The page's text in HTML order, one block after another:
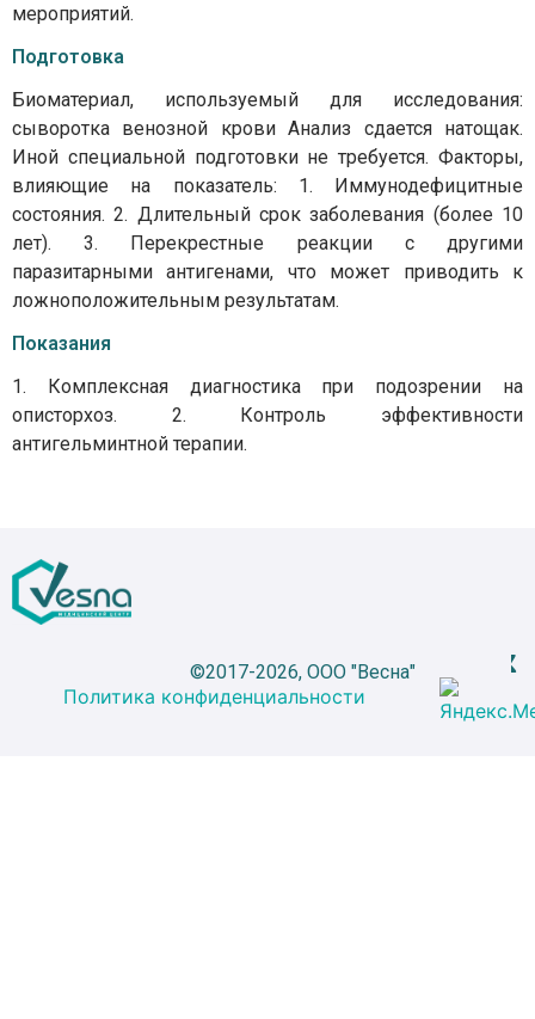
мероприятий.
Подготовка
Биоматериал, используемый для исследования:
сыворотка венозной крови Анализ сдается натощак.
Иной специальной подготовки не требуется. Факторы,
влияющие на показатель: 1. Иммунодефицитные
состояния. 2. Длительный срок заболевания (более 10
лет). 3. Перекрестные реакции с другими
паразитарными антигенами, что может приводить к
ложноположительным результатам.
Показания
1. Комплексная диагностика при подозрении на
описторхоз. 2. Контроль эффективности
антигельминтной терапии.
©2017-2026, ООО "Весна"
Политика конфиденциальности